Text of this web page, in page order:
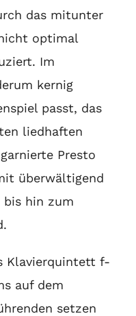
das mitunter
optimal
Im
kernig
passt, das
liedhaften
Presto
überwältigend
hin zum
Klavierquintett f-
auf dem
setzen